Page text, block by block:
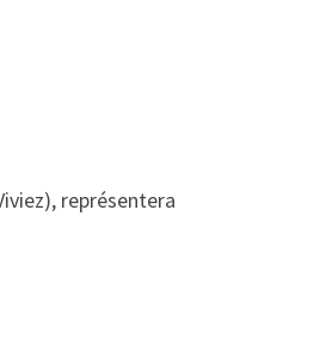
représentera